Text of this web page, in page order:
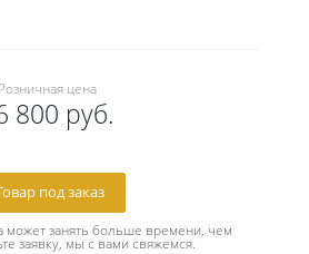
Розничная цена
800 руб.
под заказ
может занять больше времени, чем
заявку, мы с вами свяжемся.